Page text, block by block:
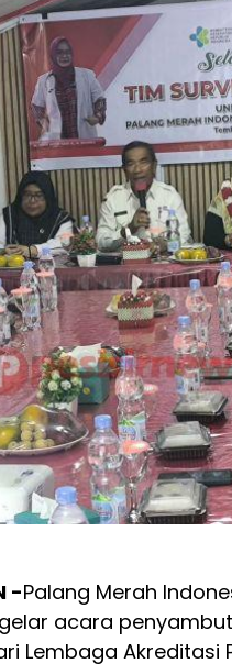
-Palang Merah
acara
Lembaga Akreditasi